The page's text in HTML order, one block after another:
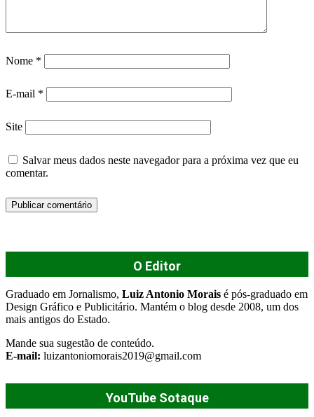
Nome *
E-mail *
Site
Salvar meus dados neste navegador para a próxima vez que eu
comentar.
O Editor
Graduado em Jornalismo, Luiz Antonio Morais é pós-graduado em
Design Gráfico e Publicitário. Mantém o blog desde 2008, um dos
mais antigos do Estado.
Mande sua sugestão de conteúdo.
E-mail: luizantoniomorais2019@gmail.com
YouTube Sotaque